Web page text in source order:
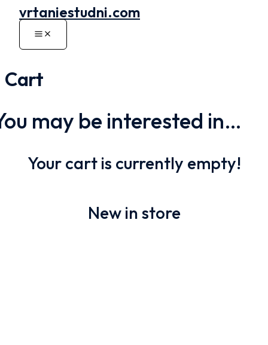
Preskočiť
vrtaniestudni.com
Main
Cart
may be interested in…
Your cart is currently empty!
New in store